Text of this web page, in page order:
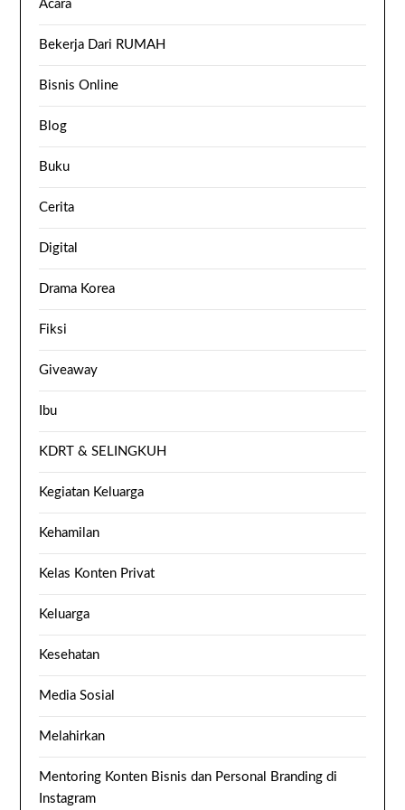
Acara
Bekerja Dari RUMAH
Bisnis Online
Blog
Buku
Cerita
Digital
Drama Korea
Fiksi
Giveaway
Ibu
KDRT & SELINGKUH
Kegiatan Keluarga
Kehamilan
Kelas Konten Privat
Keluarga
Kesehatan
Media Sosial
Melahirkan
Mentoring Konten Bisnis dan Personal Branding di
Instagram